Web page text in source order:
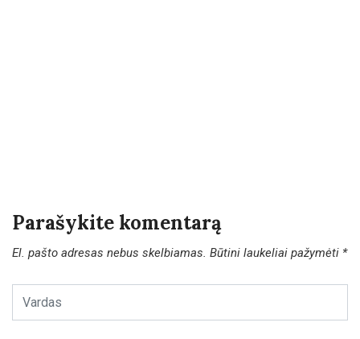
Parašykite komentarą
El. pašto adresas nebus skelbiamas. Būtini laukeliai pažymėti *